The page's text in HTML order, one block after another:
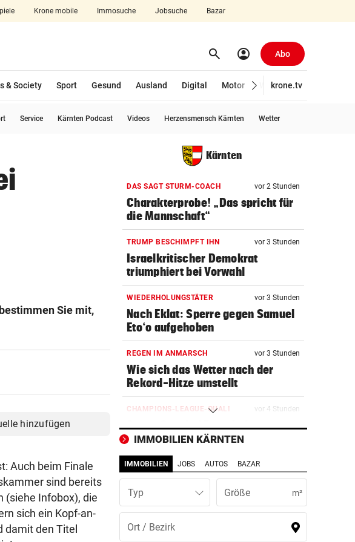
Krone mobile Immosuche Jobsuche Bazar
aufklappen search Suchen
account_circle Abo
& Society Sport Gesund Ausland Digital Motor Wirtschaft
krone.tv
Service Kärnten Podcast Videos Herzensmensch Kärnten Wetter
Sie mit,
hinzufügen
Auch beim Finale
sind bereits
(siehe Infobox), die
sich ein Kopf-an-
damit den Titel
Kärnten
DAS SAGT STURM-COACH vor 2 Stunden
Charakterprobe! „Das spricht für
die Mannschaft“
TRUMP BESCHIMPFT IHN vor 3 Stunden
Israelkritischer Demokrat
triumphiert bei Vorwahl
WIEDERHOLUNGSTÄTER vor 3 Stunden
Nach Eklat: Sperre gegen Samuel
Eto‘o aufgehoben
REGEN IM ANMARSCH vor 3 Stunden
Wie sich das Wetter nach der
Rekord-Hitze umstellt
CHAMPIONS-LEAGUE-QUALI vor 4 Stunden
Sturm Graz bei Fenerbahce
Istanbul ohne Chance
MIT BOJE GEFUNDEN vor 4 Stunden
Pensionistin starb beim
Schwimmen im Wallersee
vor 4 Stunden
IMMOBILIEN KÄRNTEN
IMMOBILIEN JOBS AUTOS BAZAR
Typ m²